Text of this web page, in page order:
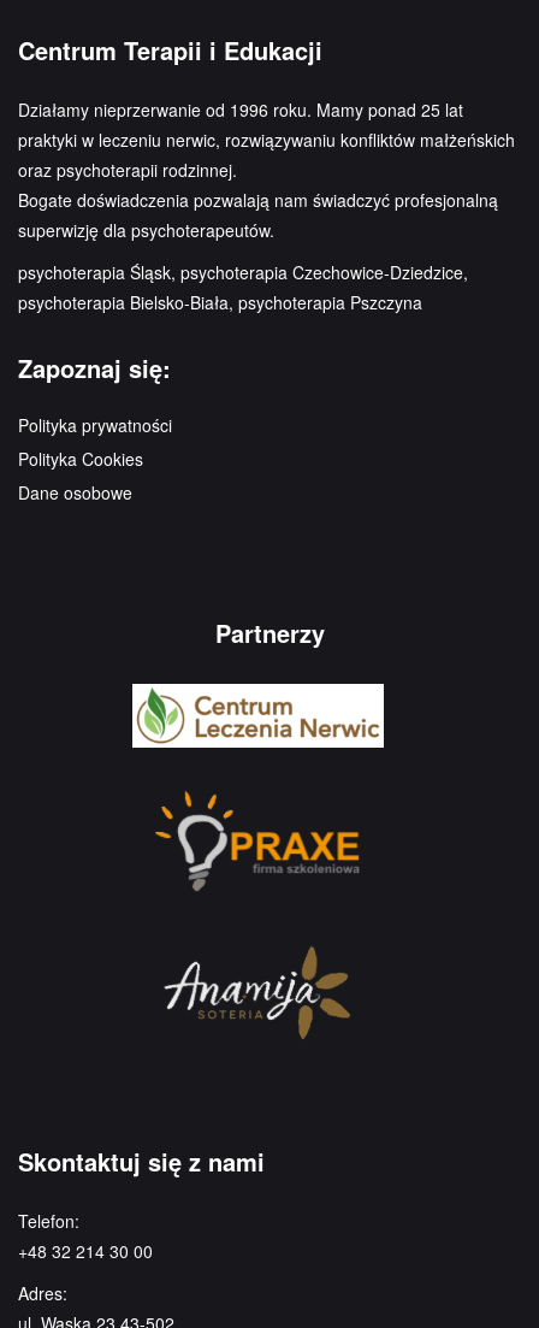
Centrum Terapii i Edukacji
Działamy nieprzerwanie od 1996 roku. Mamy ponad 25 lat
praktyki w leczeniu nerwic, rozwiązywaniu konfliktów małżeńskich
oraz psychoterapii rodzinnej.
Bogate doświadczenia pozwalają nam świadczyć profesjonalną
superwizję dla psychoterapeutów.
psychoterapia Śląsk, psychoterapia Czechowice-Dziedzice,
psychoterapia Bielsko-Biała, psychoterapia Pszczyna
Zapoznaj się:
Polityka prywatności
Polityka Cookies
Dane osobowe
Partnerzy
Skontaktuj się z nami
Telefon:
+48 32 214 30 00
Adres: